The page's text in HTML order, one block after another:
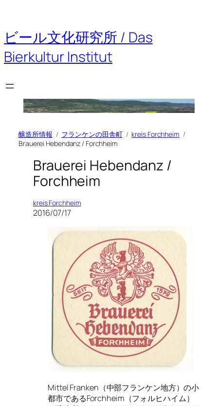
を
ス
キ
ッ
ビール文化研究所 / Das
Bierkultur Institut
醸造所情報 フランケンの田舎町
kreis Forchheim
Brauerei Hebendanz / Forchheim
Brauerei Hebendanz /
Forchheim
kreis Forchheim
2016/07/17
Mittel Franken（中部フランケン地方）の小
都市であるForchheim（フォルヒハイム）